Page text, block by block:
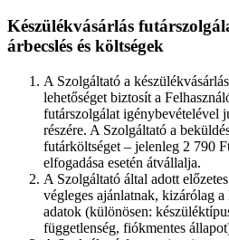
Készülékvásárlás
árbecslés és költségek
A Szolgáltató a
lehetőséget biztosít a
futárszolgálat igénybevételével
részére. A Szolgáltató a
futárköltséget – jelenleg 2 790
elfogadása esetén átvállalja.
A Szolgáltató által adott
végleges ajánlatnak, kizárólag
adatok (különösen:
függetlenség, fiókmentes